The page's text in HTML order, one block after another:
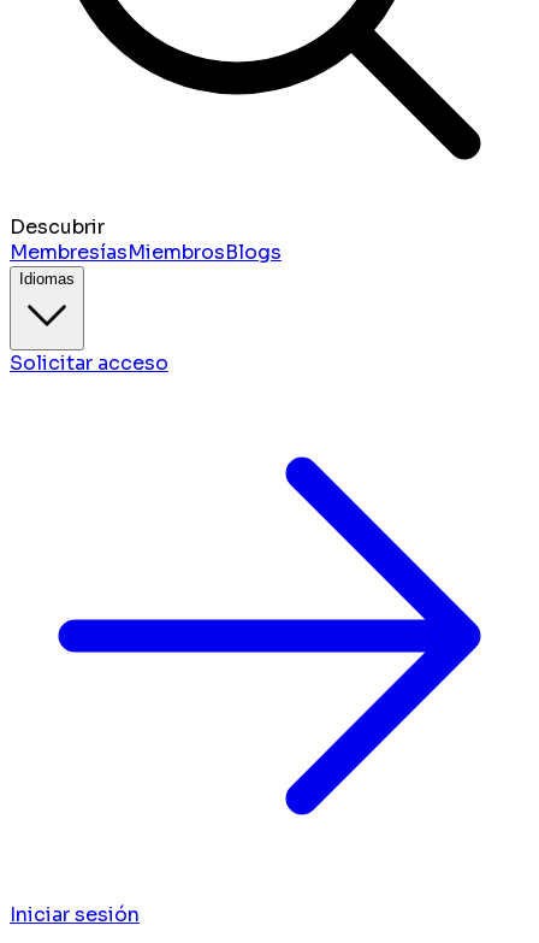
Descubrir
MembresíasMiembrosBlogs
Idiomas
Solicitar acceso
Iniciar sesión